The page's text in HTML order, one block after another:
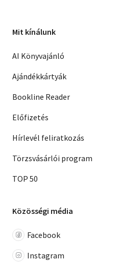
Mit kínálunk
AI Könyvajánló
Ajándékkártyák
Bookline Reader
Előfizetés
Hírlevél feliratkozás
Törzsvásárlói program
TOP 50
Közösségi média
Facebook
Instagram